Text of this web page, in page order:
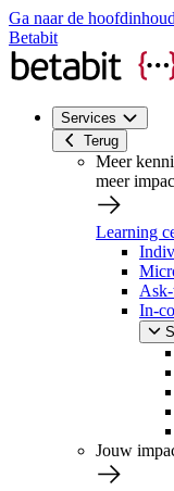
Ga naar de hoofdinhoud
Betabit
Services
Terug
Meer
meer
Learning
In-
Jouw